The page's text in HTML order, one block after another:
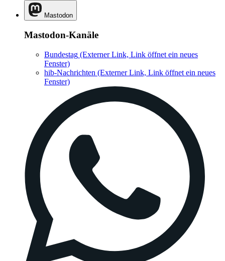
Mastodon
Mastodon-Kanäle
Bundestag (Externer Link, Link öffnet ein neues
Fenster)
hib-Nachrichten (Externer Link, Link öffnet ein neues
Fenster)